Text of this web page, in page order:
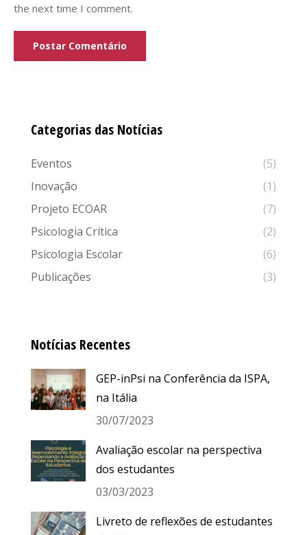
the next time I comment.
Postar Comentário
Categorias das Notícias
Eventos
(5)
Inovação
(1)
Projeto ECOAR
(7)
Psicologia Crítica
(2)
Psicologia Escolar
(6)
Publicações
(3)
Notícias Recentes
GEP-inPsi na Conferência da ISPA,
na Itália
30/07/2023
Avaliação escolar na perspectiva
dos estudantes
03/03/2023
Livreto de reflexões de estudantes